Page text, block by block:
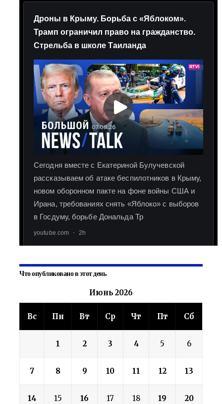
Что опубликовано в этот день
Июнь 2026
Вс Пн Вт Ср Чт Пт Сб
1 2 3 4 5 6
7 8 9 10 11 12 13
14 15 16 17 18 19 20